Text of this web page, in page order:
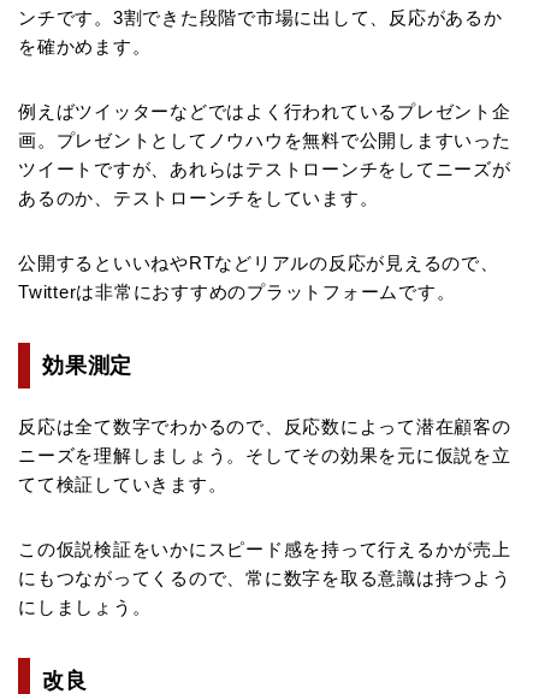
ンチです。3割できた段階で市場に出して、反応があるか
を確かめます。
例えばツイッターなどではよく行われているプレゼント企
画。プレゼントとしてノウハウを無料で公開しますいった
ツイートですが、あれらはテストローンチをしてニーズが
あるのか、テストローンチをしています。
公開するといいねやRTなどリアルの反応が見えるので、
Twitterは非常におすすめのプラットフォームです。
効果測定
反応は全て数字でわかるので、反応数によって潜在顧客の
ニーズを理解しましょう。そしてその効果を元に仮説を立
てて検証していきます。
この仮説検証をいかにスピード感を持って行えるかが売上
にもつながってくるので、常に数字を取る意識は持つよう
にしましょう。
改良